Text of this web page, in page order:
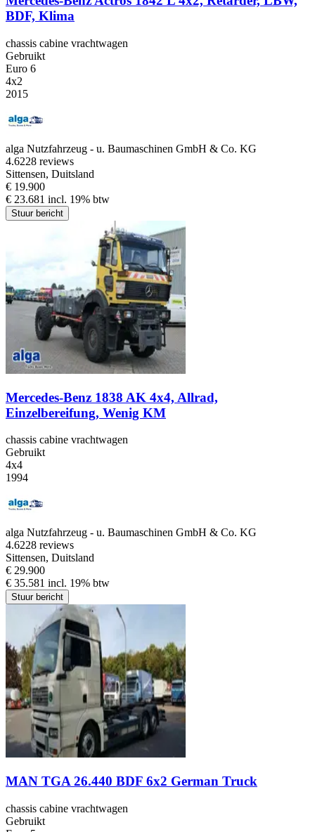
BDF, Klima
chassis cabine vrachtwagen
Gebruikt
Euro 6
4x2
2015
alga Nutzfahrzeug - u. Baumaschinen GmbH & Co. KG
4.6228 reviews
Sittensen, Duitsland
€ 19.900
€ 23.681 incl. 19% btw
Stuur bericht
Mercedes-Benz 1838 AK 4x4, Allrad,
Einzelbereifung, Wenig KM
chassis cabine vrachtwagen
Gebruikt
4x4
1994
alga Nutzfahrzeug - u. Baumaschinen GmbH & Co. KG
4.6228 reviews
Sittensen, Duitsland
€ 29.900
€ 35.581 incl. 19% btw
Stuur bericht
MAN TGA 26.440 BDF 6x2 German Truck
chassis cabine vrachtwagen
Gebruikt